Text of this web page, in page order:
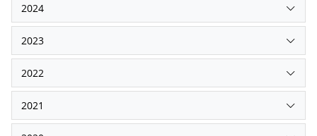
2024
2023
2022
2021